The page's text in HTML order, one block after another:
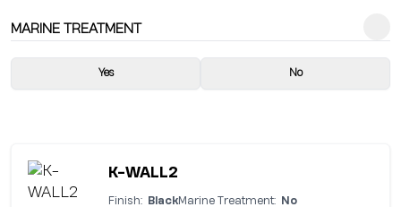
MARINE TREATMENT
Yes No
K-WALL2
Finish: BlackMarine Treatment: No